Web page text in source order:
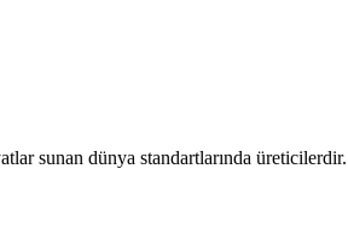
sunan dünya standartlarında üreticilerdir.